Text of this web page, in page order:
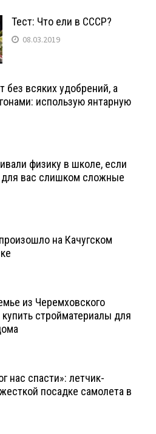
Тест: Что ели в СССР?
08.03.2019
без всяких удобрений, а
использую янтарную
физику в школе, если
для вас слишком сложные
на Качугском
из Черемховского
купить стройматериалы для
нас спасти»: летчик-
посадке самолета в